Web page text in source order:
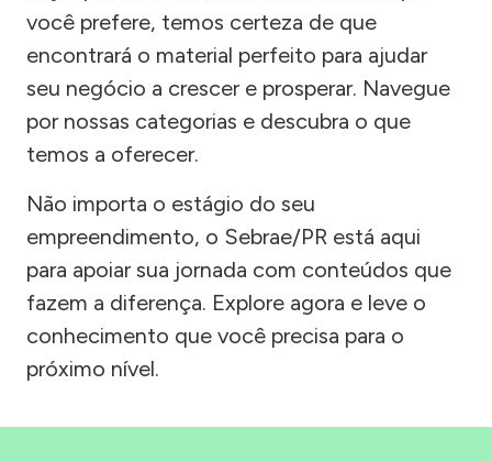
você prefere, temos certeza de que
encontrará o material perfeito para ajudar
seu negócio a crescer e prosperar. Navegue
por nossas categorias e descubra o que
temos a oferecer.
Não importa o estágio do seu
empreendimento, o Sebrae/PR está aqui
para apoiar sua jornada com conteúdos que
fazem a diferença. Explore agora e leve o
conhecimento que você precisa para o
próximo nível.